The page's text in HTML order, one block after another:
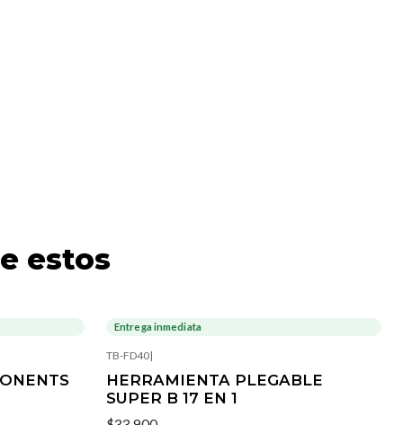
estos
Entrega inmediata
TB-FD40|
HERRAMIENTA PLEGABLE
SUPER B 17 EN 1